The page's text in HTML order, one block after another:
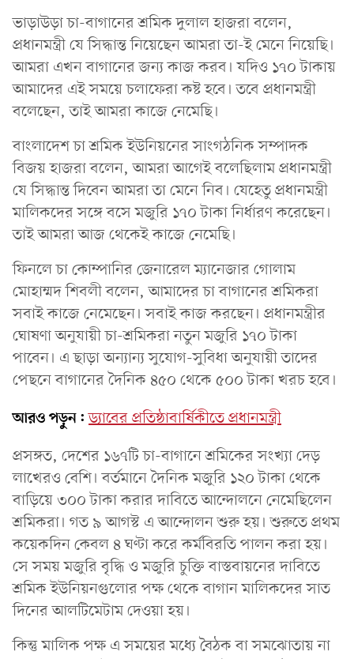
ভাড়াউড়া চা-বাগানের শ্রমিক দুলাল হাজরা বলেন,
প্রধানমন্ত্রী যে সিদ্ধান্ত নিয়েছেন আমরা তা-ই মেনে নিয়েছি।
আমরা এখন বাগানের জন্য কাজ করব। যদিও ১৭০ টাকায়
আমাদের এই সময়ে চলাফেরা কষ্ট হবে। তবে প্রধানমন্ত্রী
বলেছেন, তাই আমরা কাজে নেমেছি।
বাংলাদেশ চা শ্রমিক ইউনিয়নের সাংগঠনিক সম্পাদক
বিজয় হাজরা বলেন, আমরা আগেই বলেছিলাম প্রধানমন্ত্রী
যে সিদ্ধান্ত দিবেন আমরা তা মেনে নিব। যেহেতু প্রধানমন্ত্রী
মালিকদের সঙ্গে বসে মজুরি ১৭০ টাকা নির্ধারণ করেছেন।
তাই আমরা আজ থেকেই কাজে নেমেছি।
ফিনলে চা কোম্পানির জেনারেল ম্যানেজার গোলাম
মোহাম্মদ শিবলী বলেন, আমাদের চা বাগানের শ্রমিকরা
সবাই কাজে নেমেছেন। সবাই কাজ করছেন। প্রধানমন্ত্রীর
ঘোষণা অনুযায়ী চা-শ্রমিকরা নতুন মজুরি ১৭০ টাকা
পাবেন। এ ছাড়া অন্যান্য সুযোগ-সুবিধা অনুযায়ী তাদের
পেছনে বাগানের দৈনিক ৪৫০ থেকে ৫০০ টাকা খরচ হবে।
আরও পড়ুন: ড্যাবের প্রতিষ্ঠাবার্ষিকীতে প্রধানমন্ত্রী
প্রসঙ্গত, দেশের ১৬৭টি চা-বাগানে শ্রমিকের সংখ্যা দেড়
লাখেরও বেশি। বর্তমানে দৈনিক মজুরি ১২০ টাকা থেকে
বাড়িয়ে ৩০০ টাকা করার দাবিতে আন্দোলনে নেমেছিলেন
শ্রমিকরা। গত ৯ আগস্ট এ আন্দোলন শুরু হয়। শুরুতে প্রথম
কয়েকদিন কেবল ৪ ঘণ্টা করে কর্মবিরতি পালন করা হয়।
সে সময় মজুরি বৃদ্ধি ও মজুরি চুক্তি বাস্তবায়নের দাবিতে
শ্রমিক ইউনিয়নগুলোর পক্ষ থেকে বাগান মালিকদের সাত
দিনের আলটিমেটাম দেওয়া হয়।
কিন্তু মালিক পক্ষ এ সময়ের মধ্যে বৈঠক বা সমঝোতায় না